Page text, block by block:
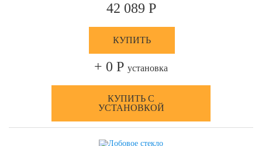
42 089 Р
КУПИТЬ
+ 0 Р установка
КУПИТЬ С
УСТАНОВКОЙ